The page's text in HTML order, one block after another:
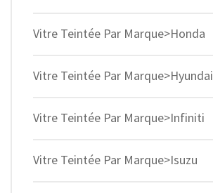
Vitre Teintée Par Marque>Honda
Vitre Teintée Par Marque>Hyundai
Vitre Teintée Par Marque>Infiniti
Vitre Teintée Par Marque>Isuzu